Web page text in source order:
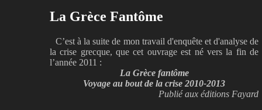
La Grèce Fantôme
C’est à la suite de mon travail d'enquête et d'analyse de
la crise grecque, que cet ouvrage est né vers la fin de
l’année 2011 :
La Grèce fantôme
Voyage au bout de la crise 2010-2013
Publié aux éditions Fayard